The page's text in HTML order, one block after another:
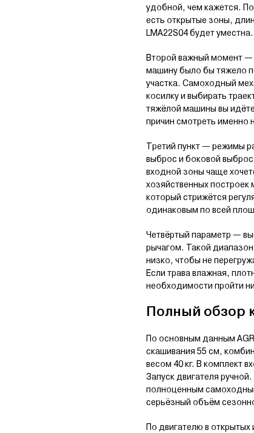
удобной, чем кажется.
есть открытые зоны,
LMA22S04 будет
Второй важный момент —
машину было бы тяжело
участка. Самоходный
косилку и выбирать
тяжёлой машины вы идёте
причин смотреть именно
Третий пункт — режимы
выброс и боковой
входной зоны чаще
хозяйственных
который стрижётся
одинаковым по всей
Четвёртый параметр —
рычагом. Такой
низко, чтобы не
Если трава влажная,
необходимости пройти
Полный обзор
По основным данным
скашивания 55 см,
весом 40 кг. В комплект
Запуск двигателя
полноценным
серьёзный объём
По двигателю в